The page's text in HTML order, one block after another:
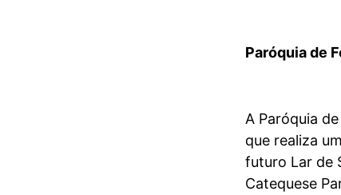
Paróquia de
A Paróquia
que realiza
futuro Lar de
Catequese